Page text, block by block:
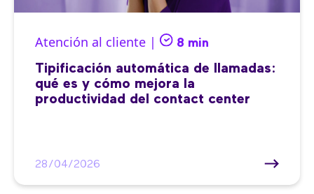
Atención al cliente | 8 min
Tipificación automática de llamadas:
qué es y cómo mejora la
productividad del contact center
28/04/2026